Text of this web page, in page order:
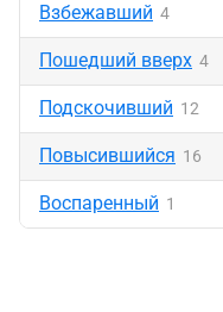
Взбежавший 4
Пошедший вверх 4
Подскочивший 12
Повысившийся 16
Воспаренный 1